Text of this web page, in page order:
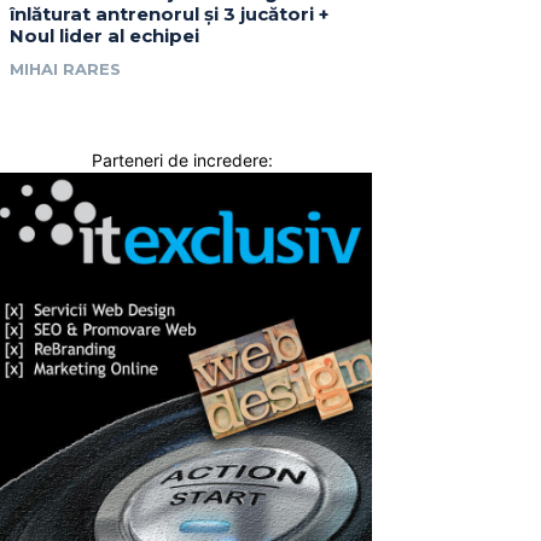
înlăturat antrenorul și 3 jucători +
Noul lider al echipei
MIHAI RARES
Parteneri de incredere: